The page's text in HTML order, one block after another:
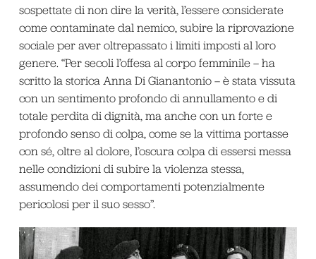
sospettate di non dire la verità, l’essere considerate
come contaminate dal nemico, subire la riprovazione
sociale per aver oltrepassato i limiti imposti al loro
genere. “Per secoli l’offesa al corpo femminile – ha
scritto la storica Anna Di Gianantonio – è stata vissuta
con un sentimento profondo di annullamento e di
totale perdita di dignità, ma anche con un forte e
profondo senso di colpa, come se la vittima portasse
con sé, oltre al dolore, l’oscura colpa di essersi messa
nelle condizioni di subire la violenza stessa,
assumendo dei comportamenti potenzialmente
pericolosi per il suo sesso”.